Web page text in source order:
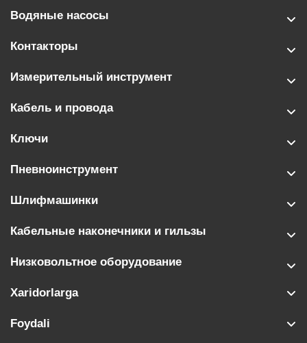
Водяные насосы
Контакторы
Измерительный инструмент
Кабель и провода
Ключи
Пневноинструмент
Шлифмашинки
Кабельные наконечники и гильзы
Низковольтное оборудование
Xaridorlarga
Foydali